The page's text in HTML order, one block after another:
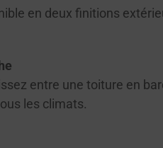
en deux finitions
entre une toiture en
les climats.